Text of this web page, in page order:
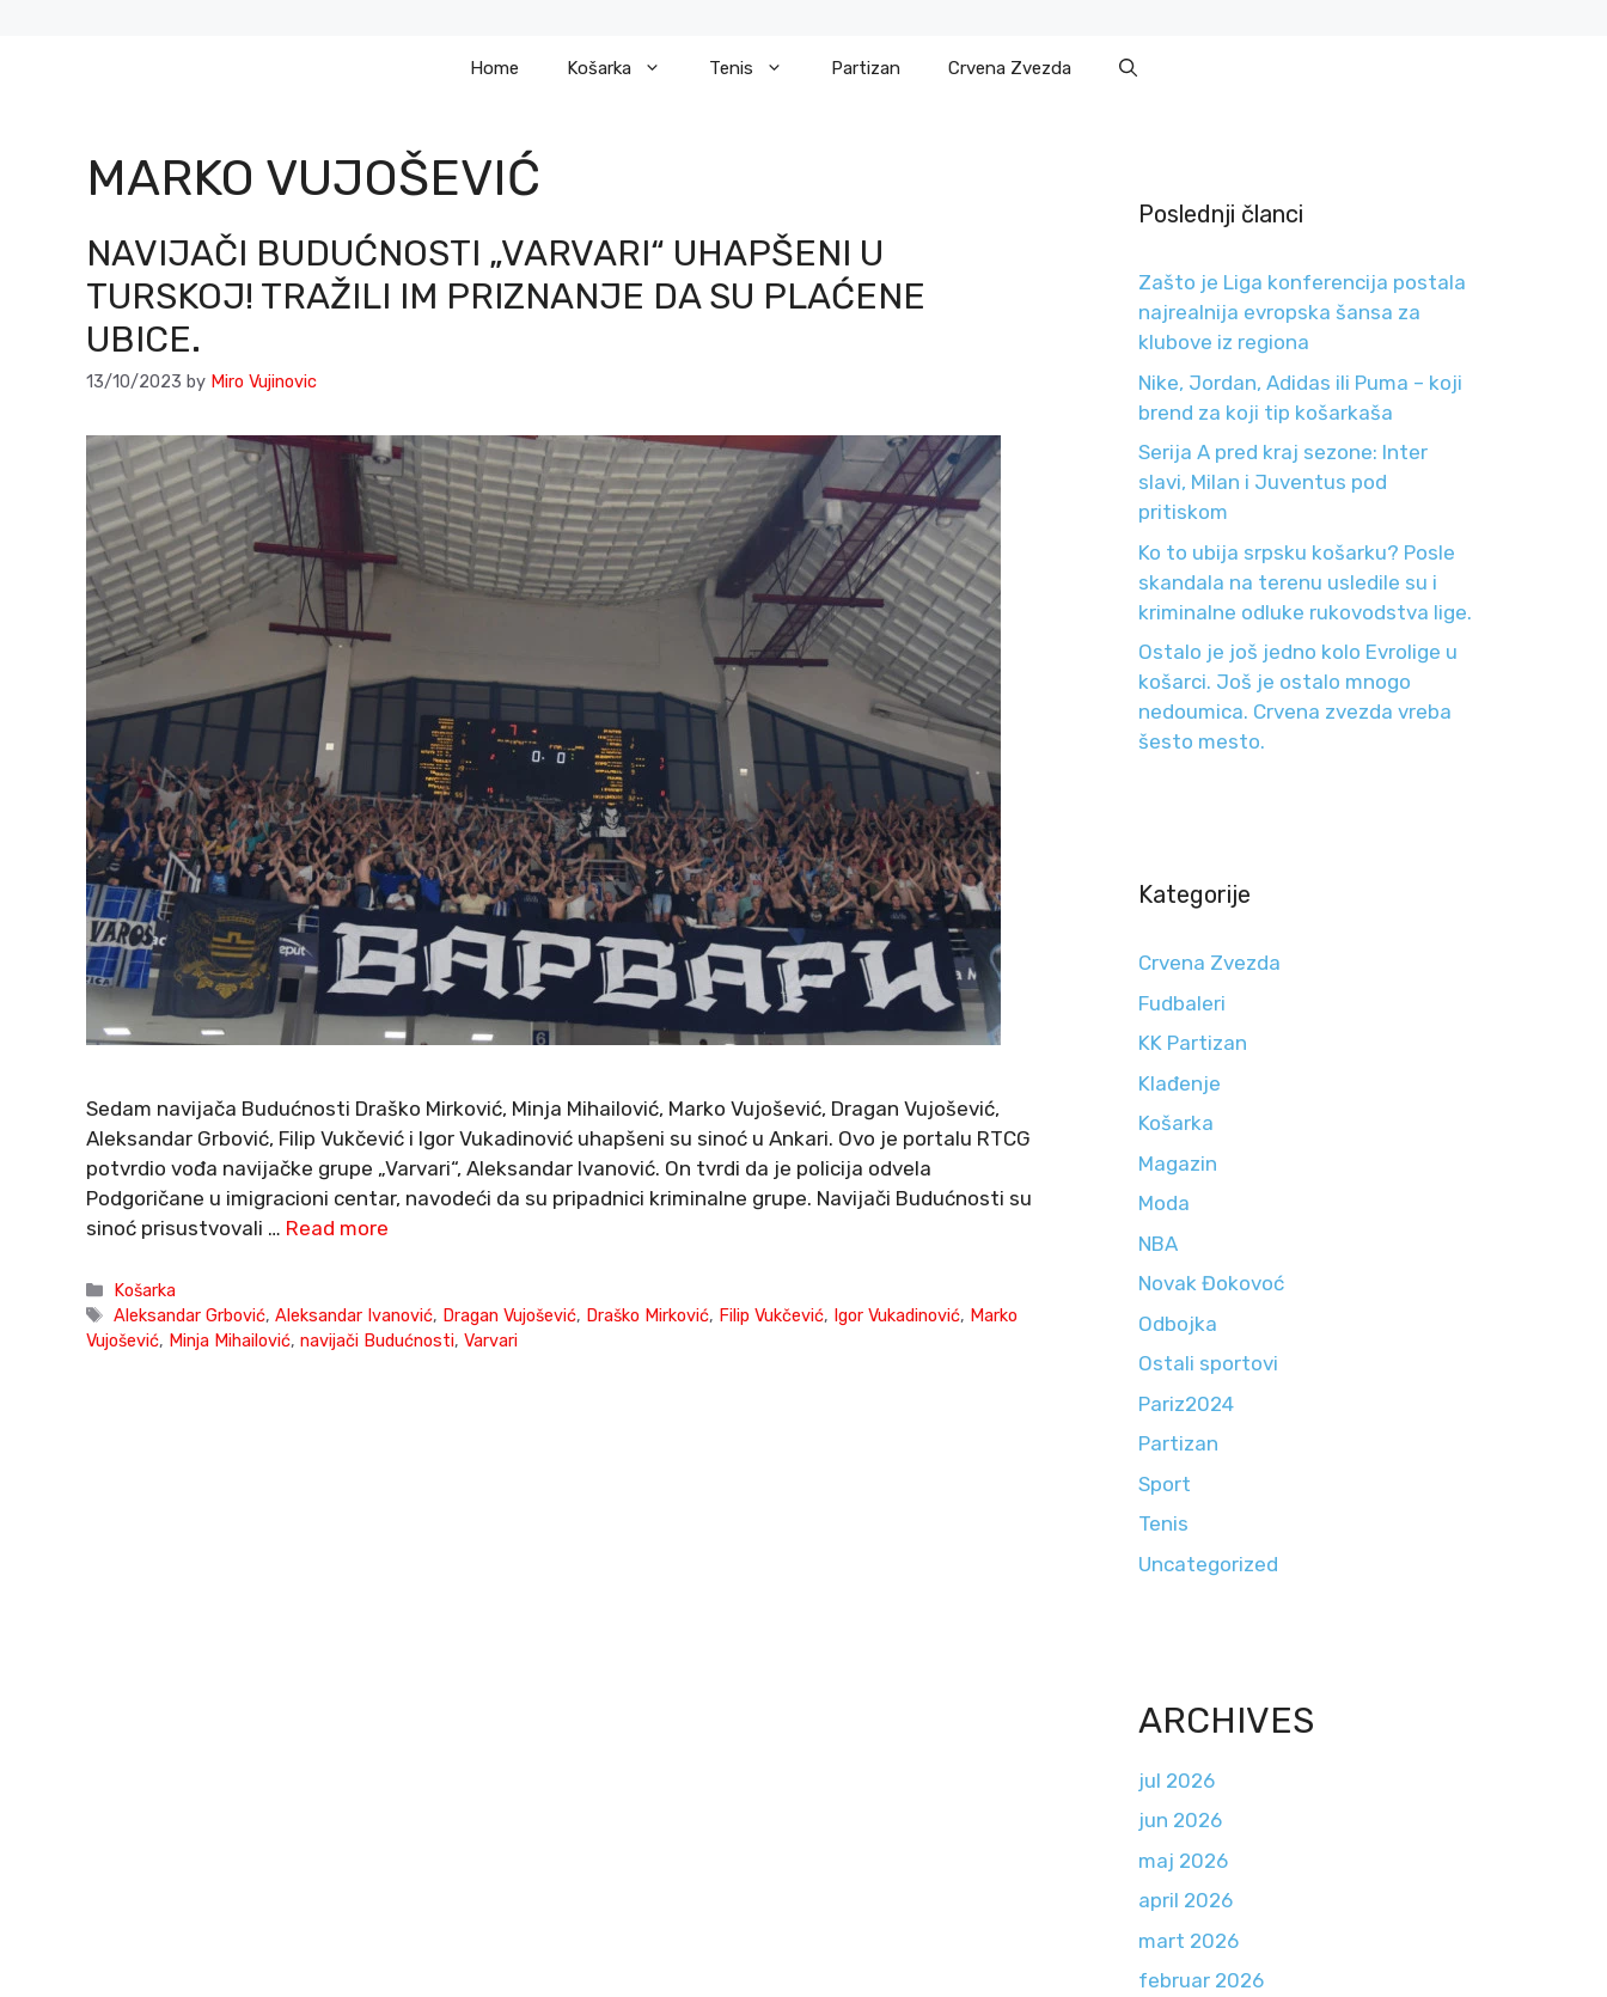
Home Košarka Tenis Partizan Crvena Zvezda
MARKO VUJOŠEVIĆ
NAVIJAČI BUDUĆNOSTI „VARVARI“ UHAPŠENI U
TURSKOJ! TRAŽILI IM PRIZNANJE DA SU PLAĆENE
UBICE.
13/10/2023 by Miro Vujinovic
Sedam navijača Budućnosti Draško Mirković, Minja Mihailović, Marko Vujošević, Dragan Vujošević,
Aleksandar Grbović, Filip Vukčević i Igor Vukadinović uhapšeni su sinoć u Ankari. Ovo je portalu RTCG
potvrdio vođa navijačke grupe „Varvari“, Aleksandar Ivanović. On tvrdi da je policija odvela
Podgoričane u imigracioni centar, navodeći da su pripadnici kriminalne grupe. Navijači Budućnosti su
sinoć prisustvovali … Read more
Categories
Košarka
Tags
Aleksandar Grbović,Aleksandar Ivanović, Dragan Vujošević, Draško Mirković, Filip Vukčević, Igor Vukadinović, Marko
Vujošević, Minja Mihailović, navijači Budućnosti, Varvari
Poslednji članci
Zašto je Liga konferencija postala
najrealnija evropska šansa za
klubove iz regiona
Nike, Jordan, Adidas ili Puma – koji
brend za koji tip košarkaša
Serija A pred kraj sezone: Inter
slavi, Milan i Juventus pod
pritiskom
Ko to ubija srpsku košarku? Posle
skandala na terenu usledile su i
kriminalne odluke rukovodstva lige.
Ostalo je još jedno kolo Evrolige u
košarci. Još je ostalo mnogo
nedoumica. Crvena zvezda vreba
šesto mesto.
Kategorije
Crvena Zvezda
Fudbaleri
KK Partizan
Klađenje
Košarka
Magazin
Moda
NBA
Novak Đokovoć
Odbojka
Ostali sportovi
Pariz2024
Partizan
Sport
Tenis
Uncategorized
ARCHIVES
jul 2026
jun 2026
maj 2026
april 2026
mart 2026
februar 2026